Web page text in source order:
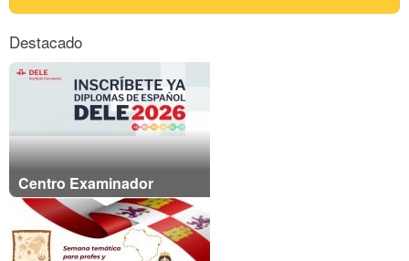
Destacado
Centro Examinador